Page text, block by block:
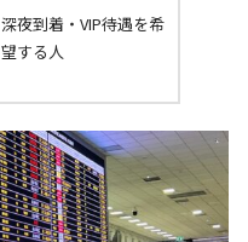
深夜到着・VIP待遇を希
望する人